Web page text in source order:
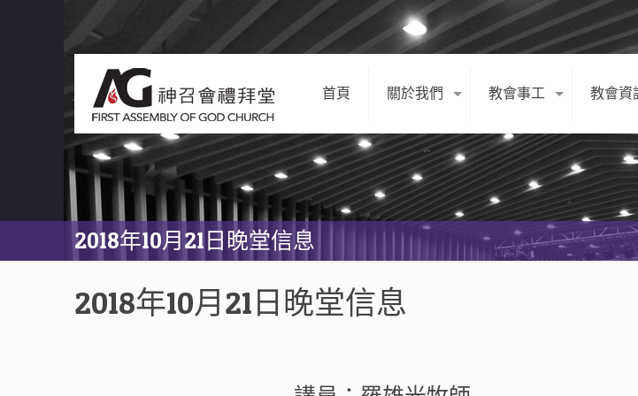
首頁 關於我們 教會事工 教會資
2018年10月21日晚堂信息
2018年10月21日晚堂信息